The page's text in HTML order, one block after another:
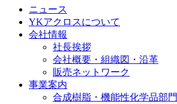
ニュース
YKアクロスについて
会社情報
社長挨拶
会社概要・組織図・沿革
販売ネットワーク
事業案内
合成樹脂・機能性化学品部門